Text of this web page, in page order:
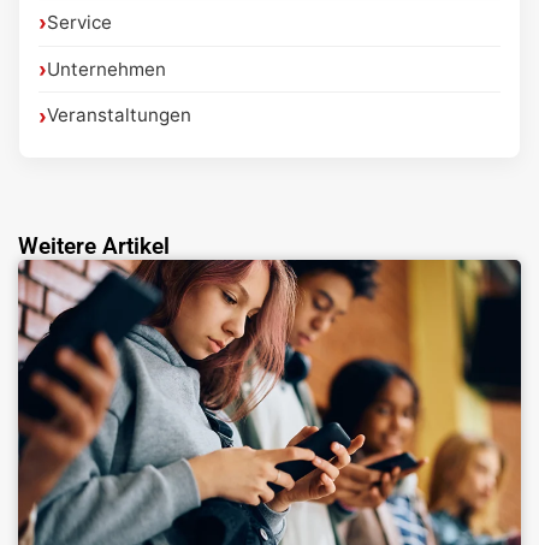
Service
Unternehmen
Veranstaltungen
Weitere Artikel